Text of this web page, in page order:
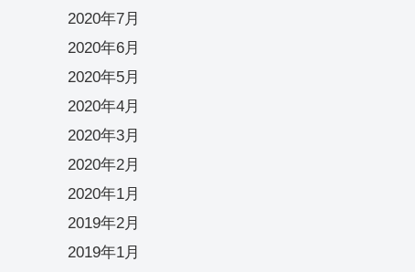
2020年7月
2020年6月
2020年5月
2020年4月
2020年3月
2020年2月
2020年1月
2019年2月
2019年1月